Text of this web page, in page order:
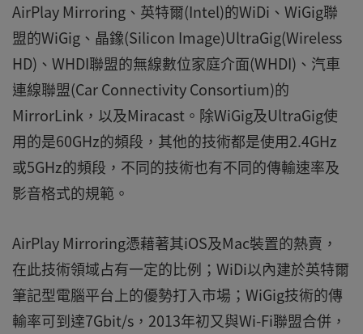
AirPlay Mirroring、英特爾(Intel)的WiDi、WiGig聯
盟的WiGig、晶鐌(Silicon Image)UltraGig(Wireless
HD)、WHDI聯盟的無線數位家庭介面(WHDI)、汽車
連線聯盟(Car Connectivity Consortium)的
MirrorLink，以及Miracast。除WiGig及UltraGig使
用的是60GHz的頻段，其他的技術都是使用2.4GHz
或5GHz的頻段，不同的技術也有不同的傳輸速率及
影音格式的規範。
AirPlay Mirroring憑藉著其iOS及Mac裝置的熱賣，
在此技術領域占有一定的比例；WiDi以內建於英特爾
筆記型電腦平台上的優勢打入市場；WiGig技術的傳
輸率可到達7Gbit/s，2013年初又與Wi-Fi聯盟合併，